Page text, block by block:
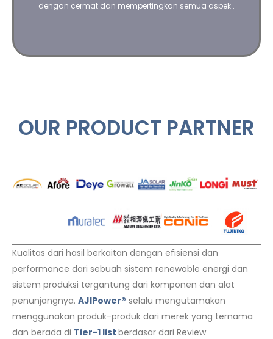
dengan cermat dan mempertingkan semua aspek .
OUR PRODUCT PARTNER
Kualitas dari hasil berkaitan dengan efisiensi dan
performance dari sebuah sistem renewable energi dan
sistem produksi tergantung dari komponen dan alat
penunjangnya. AJIPower® selalu mengutamakan
menggunakan produk-produk dari merek yang ternama
dan berada di Tier-1 list berdasar dari Review